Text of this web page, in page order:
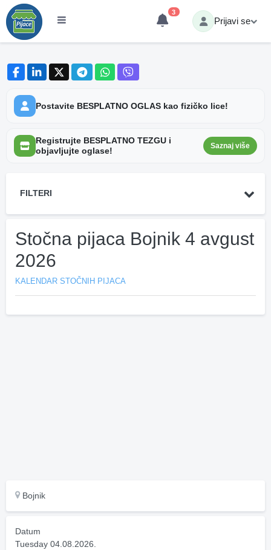
3
Prijavi se
Postavite BESPLATNO OGLAS kao fizičko lice!
Registrujte BESPLATNO TEZGU i
objavljujte oglase!
Saznaj više
FILTERI
Stočna pijaca Bojnik 4 avgust
2026
KALENDAR STOČNIH PIJACA
Bojnik
Datum
Tuesday 04.08.2026.